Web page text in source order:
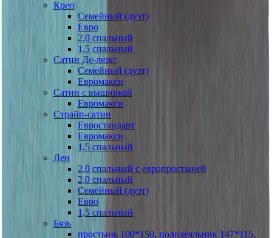
Креп
Семейный (дуэт)
Евро
2,0 спальный
1,5 спальный
Сатин Де-люкс
Семейный (дуэт)
Евромакси
Сатин с вышивкой
Евромакси
Страйп-сатин
Евростандарт
Евромакси
1,5 спальный
Лен
2,0 спальный с европростыней
2,0 спальный
Семейный (дуэт)
Евро
1,5 спальный
Бязь
простынь 100*150, пододеяльник 147*115,